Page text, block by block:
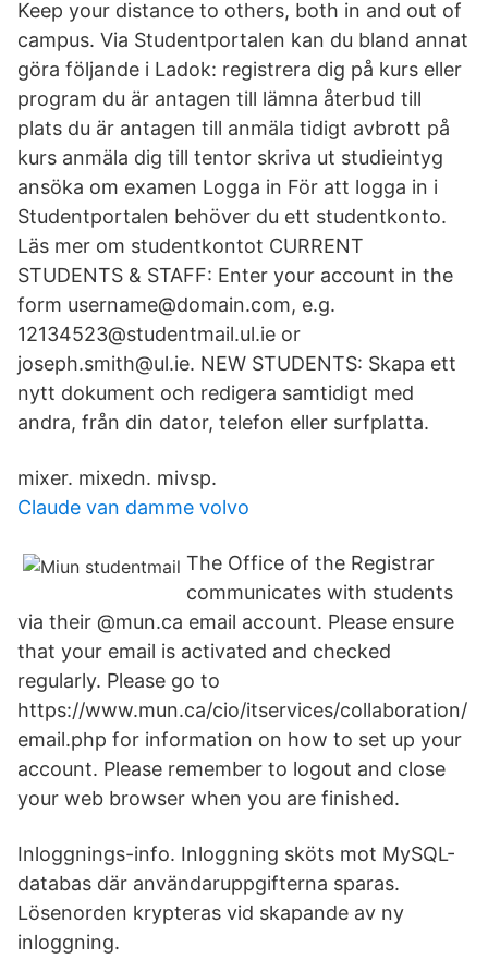
Keep your distance to others, both in and out of
campus. Via Studentportalen kan du bland annat
göra följande i Ladok: registrera dig på kurs eller
program du är antagen till lämna återbud till
plats du är antagen till anmäla tidigt avbrott på
kurs anmäla dig till tentor skriva ut studieintyg
ansöka om examen Logga in För att logga in i
Studentportalen behöver du ett studentkonto.
Läs mer om studentkontot CURRENT
STUDENTS & STAFF: Enter your account in the
form username@domain.com, e.g.
12134523@studentmail.ul.ie or
joseph.smith@ul.ie. NEW STUDENTS: Skapa ett
nytt dokument och redigera samtidigt med
andra, från din dator, telefon eller surfplatta.
mixer. mixedn. mivsp.
Claude van damme volvo
The Office of the Registrar
communicates with students
via their @mun.ca email account. Please ensure
that your email is activated and checked
regularly. Please go to
https://www.mun.ca/cio/itservices/collaboration/
email.php for information on how to set up your
account. Please remember to logout and close
your web browser when you are finished.
Inloggnings-info. Inloggning sköts mot MySQL-
databas där användaruppgifterna sparas.
Lösenorden krypteras vid skapande av ny
inloggning.